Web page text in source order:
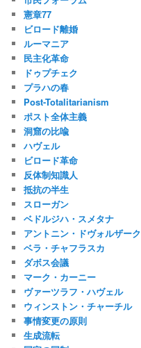
憲章77
ビロード離婚
ルーマニア
民主化革命
ドゥプチェク
プラハの春
Post-Totalitarianism
ポスト全体主義
洞窟の比喩
ハヴェル
ビロード革命
反体制知識人
抵抗の半生
スローガン
ベドルジハ・スメタナ
アントニン・ドヴォルザーク
ベラ・チャフラスカ
ダボス会議
マーク・カーニー
ヴァーツラフ・ハヴェル
ウィンストン・チャーチル
事情変更の原則
生成流転